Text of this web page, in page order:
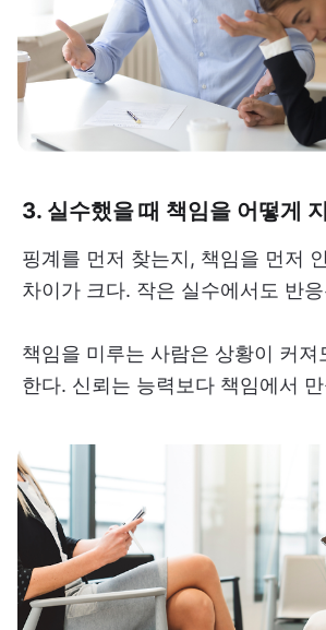
3. 실수했을 때 책임을 어떻게
핑계를 먼저 찾는지, 책임을 먼저
차이가 크다. 작은 실수에서도 반
책임을 미루는 사람은 상황이 커져
한다. 신뢰는 능력보다 책임에서